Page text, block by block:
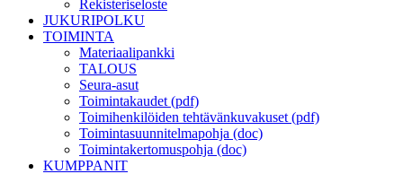
Rekisteriseloste
JUKURIPOLKU
TOIMINTA
Materiaalipankki
TALOUS
Seura-asut
Toimintakaudet (pdf)
Toimihenkilöiden tehtävänkuvakuset (pdf)
Toimintasuunnitelmapohja (doc)
Toimintakertomuspohja (doc)
KUMPPANIT